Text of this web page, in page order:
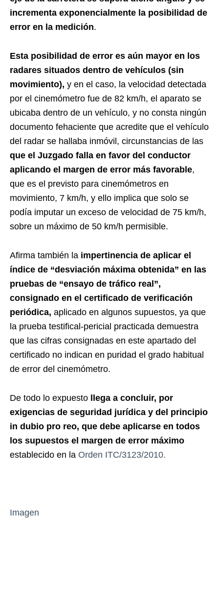
incrementa exponencialmente la posibilidad de
error en la medición.
Esta posibilidad de error es aún mayor en los
radares situados dentro de vehículos (sin
movimiento), y en el caso, la velocidad detectada
por el cinemómetro fue de 82 km/h, el aparato se
ubicaba dentro de un vehículo, y no consta ningún
documento fehaciente que acredite que el vehículo
del radar se hallaba inmóvil, circunstancias de las
que el Juzgado falla en favor del conductor
aplicando el margen de error más favorable,
que es el previsto para cinemómetros en
movimiento, 7 km/h, y ello implica que solo se
podía imputar un exceso de velocidad de 75 km/h,
sobre un máximo de 50 km/h permisible.
Afirma también la impertinencia de aplicar el
índice de “desviación máxima obtenida” en las
pruebas de “ensayo de tráfico real”,
consignado en el certificado de verificación
periódica, aplicado en algunos supuestos, ya que
la prueba testifical-pericial practicada demuestra
que las cifras consignadas en este apartado del
certificado no indican en puridad el grado habitual
de error del cinemómetro.
De todo lo expuesto llega a concluir, por
exigencias de seguridad jurídica y del principio
in dubio pro reo, que debe aplicarse en todos
los supuestos el margen de error máximo
establecido en la Orden ITC/3123/2010.
Imagen